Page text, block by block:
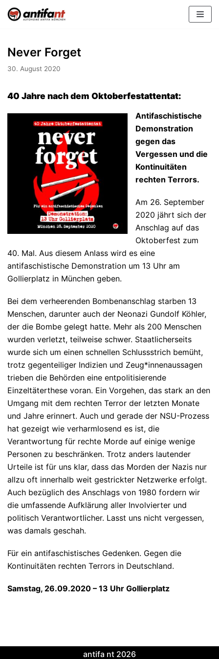
Zum
Inhalt
Never Forget
30. August 2020
40 Jahre nach dem Oktoberfestattentat:
Antifaschistische
Demonstration
gegen das
Vergessen und die
Kontinuitäten
rechten Terrors.
Am 26. September
2020 jährt sich der
Anschlag auf das
Oktoberfest zum
40. Mal. Aus diesem Anlass wird es eine
antifaschistische Demonstration um 13 Uhr am
Gollierplatz in München geben.
Bei dem verheerenden Bombenanschlag starben 13
Menschen, darunter auch der Neonazi Gundolf Köhler,
der die Bombe gelegt hatte. Mehr als 200 Menschen
wurden verletzt, teilweise schwer. Staatlicherseits
wurde sich um einen schnellen Schlussstrich bemüht,
trotz gegenteiliger Indizien und Zeug*innenaussagen
trieben die Behörden eine entpolitisierende
Einzeltäterthese voran. Ein Vorgehen, das stark an den
Umgang mit dem rechten Terror der letzten Monate
und Jahre erinnert. Auch und gerade der NSU-Prozess
hat gezeigt wie verharmlosend es ist, die
Verantwortung für rechte Morde auf einige wenige
Personen zu beschränken. Trotz anders lautender
Urteile ist für uns klar, dass das Morden der Nazis nur
allzu oft innerhalb weit gestrickter Netzwerke erfolgt.
Auch bezüglich des Anschlags von 1980 fordern wir
die umfassende Aufklärung aller Involvierter und
politisch Verantwortlicher. Lasst uns nicht vergessen,
was damals geschah.
Für ein antifaschistisches Gedenken. Gegen die
Kontinuitäten rechten Terrors in Deutschland.
Samstag, 26.09.2020 – 13 Uhr Gollierplatz
antifa nt 2026